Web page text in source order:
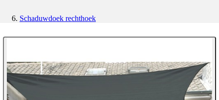
Schaduwdoek rechthoek